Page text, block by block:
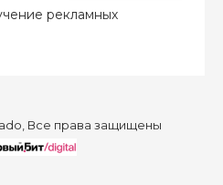
рекламных
Все права защищены